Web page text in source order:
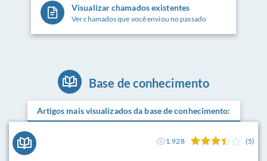
Visualizar chamados existentes
Ver chamados que você enviou no passado
Base de conhecimento
Artigos mais visualizados da base de conhecimento:
1.928 (5)